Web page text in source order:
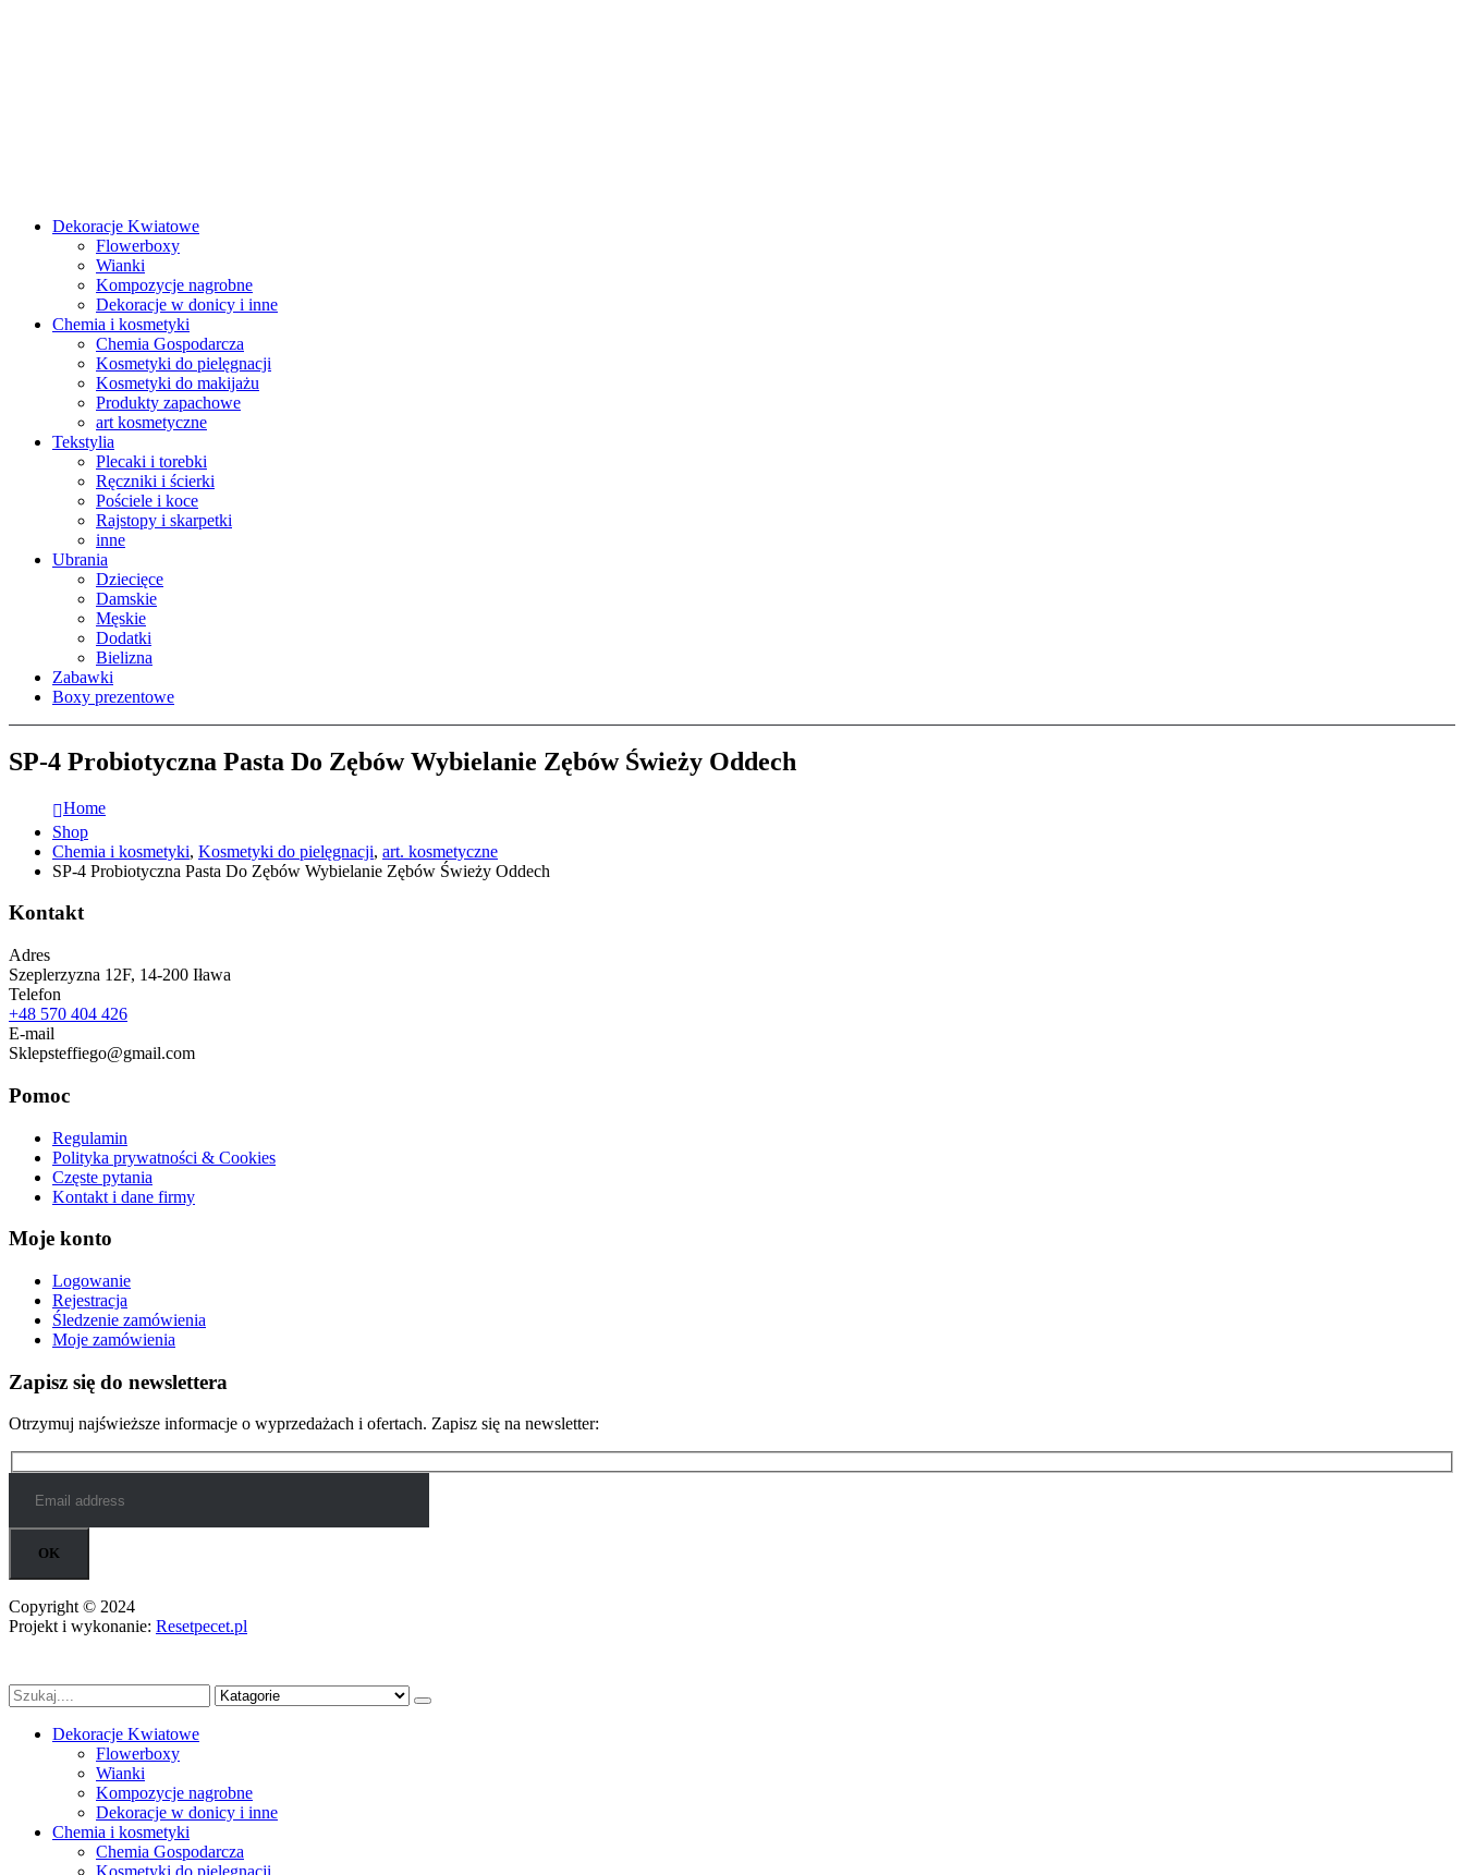
Dekoracje Kwiatowe
Flowerboxy
Wianki
Kompozycje nagrobne
Dekoracje w donicy i inne
Chemia i kosmetyki
Chemia Gospodarcza
Kosmetyki do pielęgnacji
Kosmetyki do makijażu
Produkty zapachowe
art kosmetyczne
Tekstylia
Plecaki i torebki
Ręczniki i ścierki
Pościele i koce
Rajstopy i skarpetki
inne
Ubrania
Dziecięce
Damskie
Męskie
Dodatki
Bielizna
Zabawki
Boxy prezentowe
SP-4 Probiotyczna Pasta Do Zębów Wybielanie Zębów Świeży Oddech
Home
Shop
Chemia i kosmetyki, Kosmetyki do pielęgnacji, art. kosmetyczne
SP-4 Probiotyczna Pasta Do Zębów Wybielanie Zębów Świeży Oddech
Kontakt
Adres
Szeplerzyzna 12F, 14-200 Iława
Telefon
+48 570 404 426
E-mail
Sklepsteffiego@gmail.com
Pomoc
Regulamin
Polityka prywatności & Cookies
Częste pytania
Kontakt i dane firmy
Moje konto
Logowanie
Rejestracja
Śledzenie zamówienia
Moje zamówienia
Zapisz się do newslettera
Otrzymuj najświeższe informacje o wyprzedażach i ofertach. Zapisz się na newsletter:
Copyright © 2024
Projekt i wykonanie: Resetpecet.pl
Dekoracje Kwiatowe
Flowerboxy
Wianki
Kompozycje nagrobne
Dekoracje w donicy i inne
Chemia i kosmetyki
Chemia Gospodarcza
Kosmetyki do pielęgnacji